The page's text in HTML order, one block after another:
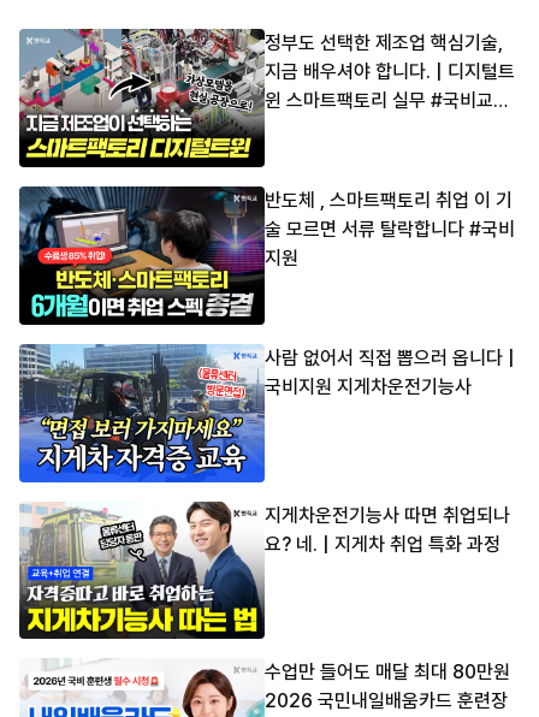
정부도 선택한 제조업 핵심기술,
지금 배우셔야 합니다. | 디지털트
윈 스마트팩토리 실무 #국비교육
반도체 , 스마트팩토리 취업 이 기
술 모르면 서류 탈락합니다 #국비
지원
사람 없어서 직접 뽑으러 옵니다 |
국비지원 지게차운전기능사
지게차운전기능사 따면 취업되나
요? 네. | 지게차 취업 특화 과정
수업만 들어도 매달 최대 80만원
2026 국민내일배움카드 훈련장